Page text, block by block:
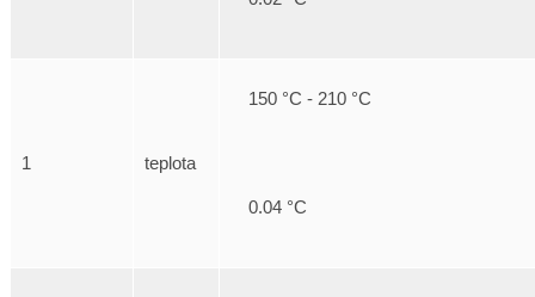
1 teplota
150 °C - 210 °C
0.04 °C